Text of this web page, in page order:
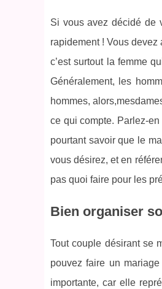
Si vous avez décidé de
rapidement ! Vous
c’est surtout la femme
Généralement, les
hommes,
ce qui compte. Parlez-
pourtant savoir que le
vous désirez, et en
pas quoi faire pour les
Bien organiser
Tout couple désirant se
pouvez faire un
importante, car elle